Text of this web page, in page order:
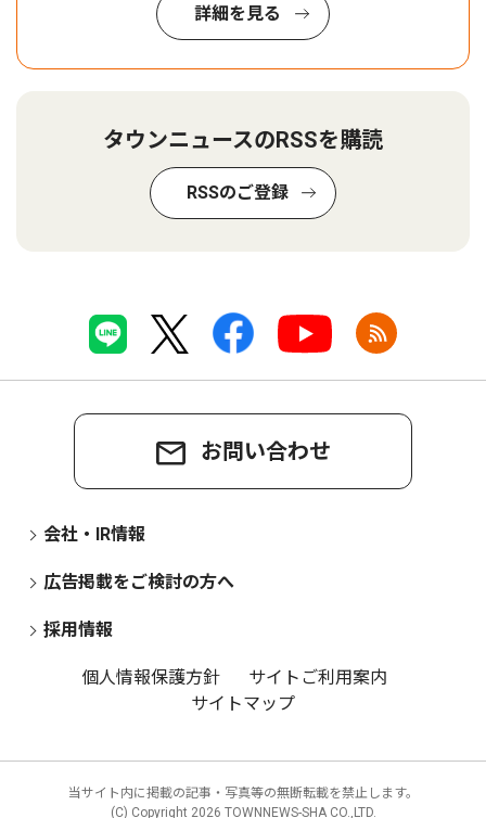
詳細を見る
タウンニュースのRSSを購読
RSSのご登録
お問い合わせ
会社・IR情報
広告掲載をご検討の方へ
採用情報
個人情報保護方針
サイトご利用案内
サイトマップ
当サイト内に掲載の記事・写真等の無断転載を禁止します。
(C) Copyright 2026 TOWNNEWS-SHA CO.,LTD.